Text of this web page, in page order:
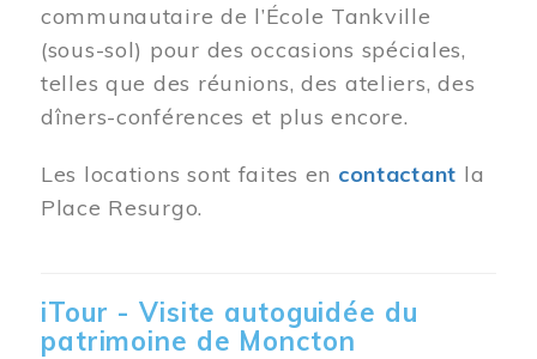
communautaire de l’École Tankville
(sous-sol) pour des occasions spéciales,
telles que des réunions, des ateliers, des
dîners-conférences et plus encore.
Les locations sont faites en contactant la
Place Resurgo.
iTour - Visite autoguidée du
patrimoine de Moncton